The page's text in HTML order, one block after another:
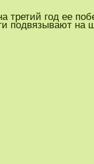
год ее
подвязывают